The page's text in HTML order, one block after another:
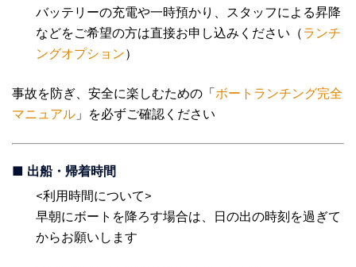
バッテリーの充電や一時預かり、スタッフによる昇降
などをご希望の方は直接お申し込みください（ランチ
ングオプション）
事故を防ぎ、安全に楽しむための「ボートランチング完全
マニュアル 」を必ずご確認ください
■ 出船・帰着時間
<利用時間について>
早朝にボートを降ろす場合は、日の出の時刻を過ぎて
からお願いします